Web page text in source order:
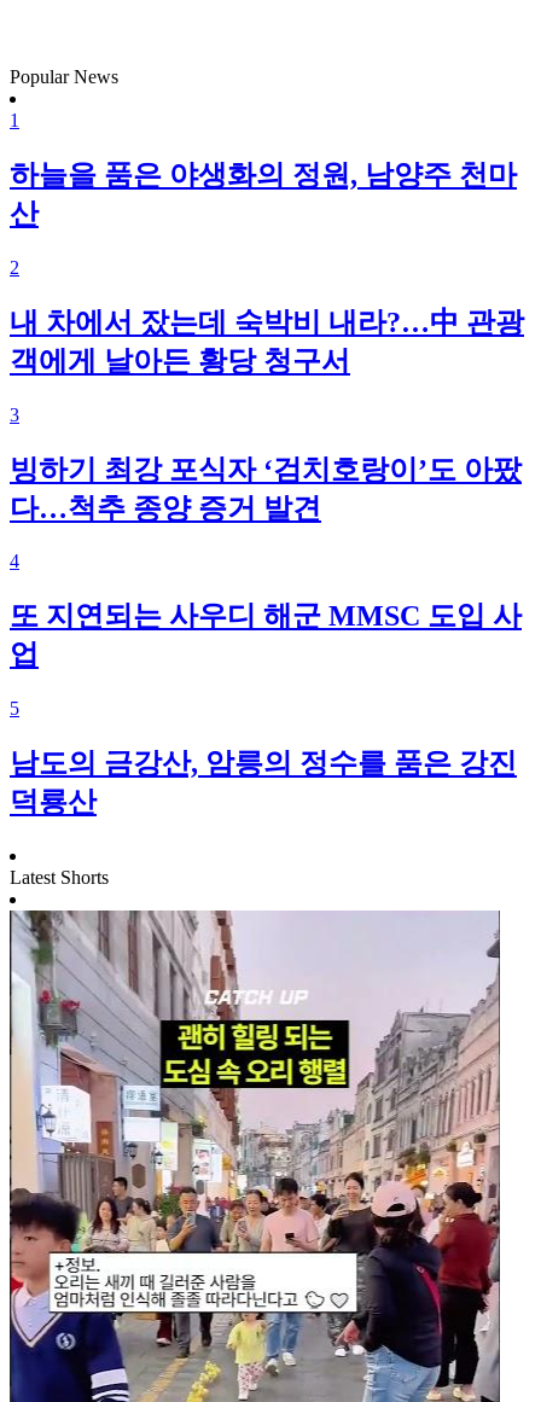
Popular News
1
하늘을 품은 야생화의 정원, 남양주 천마
산
2
내 차에서 잤는데 숙박비 내라?…中 관광
객에게 날아든 황당 청구서
3
빙하기 최강 포식자 ‘검치호랑이’도 아팠
다…척추 종양 증거 발견
4
또 지연되는 사우디 해군 MMSC 도입 사
업
5
남도의 금강산, 암릉의 정수를 품은 강진
덕룡산
Latest Shorts